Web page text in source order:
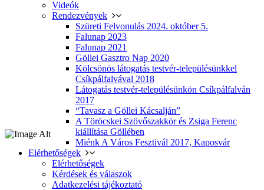
Videók
Rendezvények
Szüreti Felvonulás 2024. október 5.
Falunap 2023
Falunap 2021
Göllei Gasztro Nap 2020
Kölcsönös látogatás testvér-településünkkel
Csíkpálfalvával 2018
Látogatás testvér-településünkön Csíkpálfalván
2017
“Tavasz a Göllei Kácsalján”
A Töröcskei Szövőszakkör és Zsiga Ferenc
kiállítása Göllében
Miénk A Város Fesztivál 2017, Kaposvár
Elérhetőségek
Elérhetőségek
Kérdések és válaszok
Adatkezelési tájékoztató